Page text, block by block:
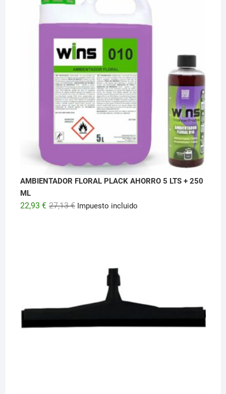
original
20,26 €.
actual
14,51 €.
AMBIENTADOR FLORAL PLACK AHORRO 5 LTS + 250
ML
27,13€ El
22,93 €
El
Impuesto incluido